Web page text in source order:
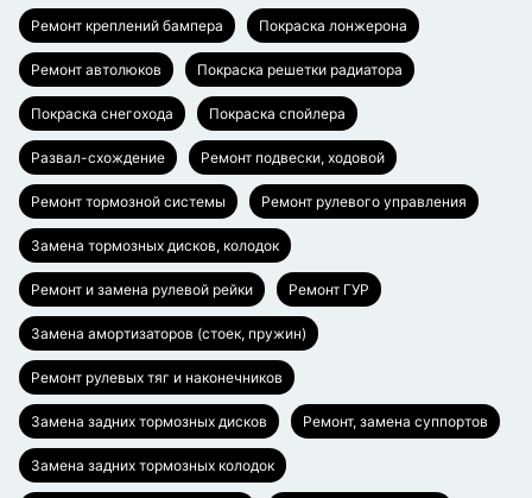
Ремонт креплений бампера Покраска лонжерона
Ремонт автолюков Покраска решетки радиатора
Покраска снегохода Покраска спойлера
Развал-схождение Ремонт подвески, ходовой
Ремонт тормозной системы Ремонт рулевого управления
Замена тормозных дисков, колодок
Ремонт и замена рулевой рейки Ремонт ГУР
Замена амортизаторов (стоек, пружин)
Ремонт рулевых тяг и наконечников
Замена задних тормозных дисков Ремонт, замена суппортов
Замена задних тормозных колодок